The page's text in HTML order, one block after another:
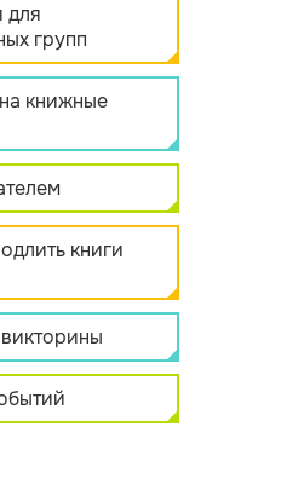
для
групп
книжные
книги